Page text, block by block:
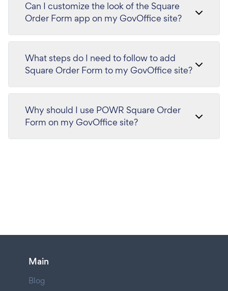
Can I customize the look of the Square
Order Form app on my GovOffice site?
What steps do I need to follow to add
Square Order Form to my GovOffice site?
Why should I use POWR Square Order
Form on my GovOffice site?
Main
Blog